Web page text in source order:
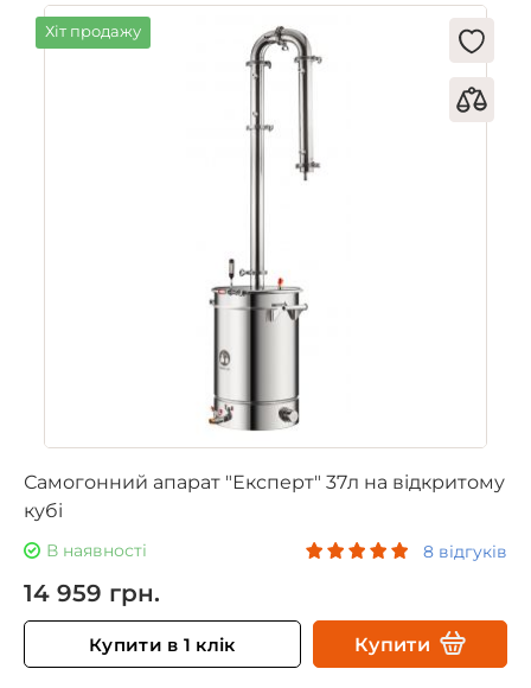
Хіт продажу
Самогонний апарат "Експерт" 37л на відкритому
кубі
В наявності 8 відгуків
14 959 грн.
Купити в 1 клік Купити